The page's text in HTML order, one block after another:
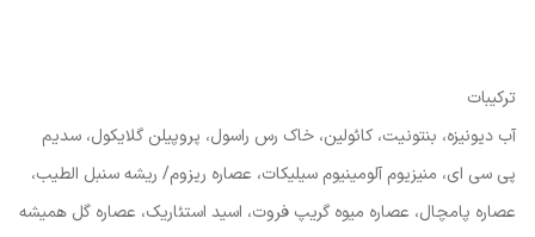
ترکیبات
آب دیونیزه، بنتونیت، کائولین، خاک رس راسول، پروپیلن گلایکول، سدیم
پی سی ای، منیزیوم آلومینیوم سیلیکات، عصاره ریزوم/ ریشه سنبل الطیب،
عصاره پامچال، عصاره میوه گریپ فروت، اسید استئاریک، عصاره گل همیشه